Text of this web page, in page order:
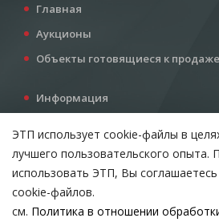
Главная
Аукционы
Объекты готовящиеся к продаже
Информация
Все для инвестора
Контакты
Возникли вопросы?
ЭТП использует cookie-файлы в
лучшего пользовательского опыта.
использовать ЭТП, Вы
cookie-файлов.
см. Политика в отношении